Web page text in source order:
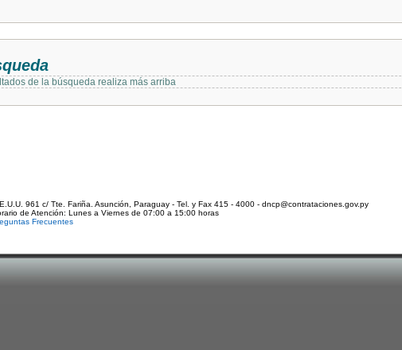
de la búsqueda realiza más arriba
961 c/ Tte. Fariña. Asunción, Paraguay - Tel. y Fax 415 - 4000 - dncp@contrataciones.gov.py
de Atención: Lunes a Viernes de 07:00 a 15:00 horas
Frecuentes